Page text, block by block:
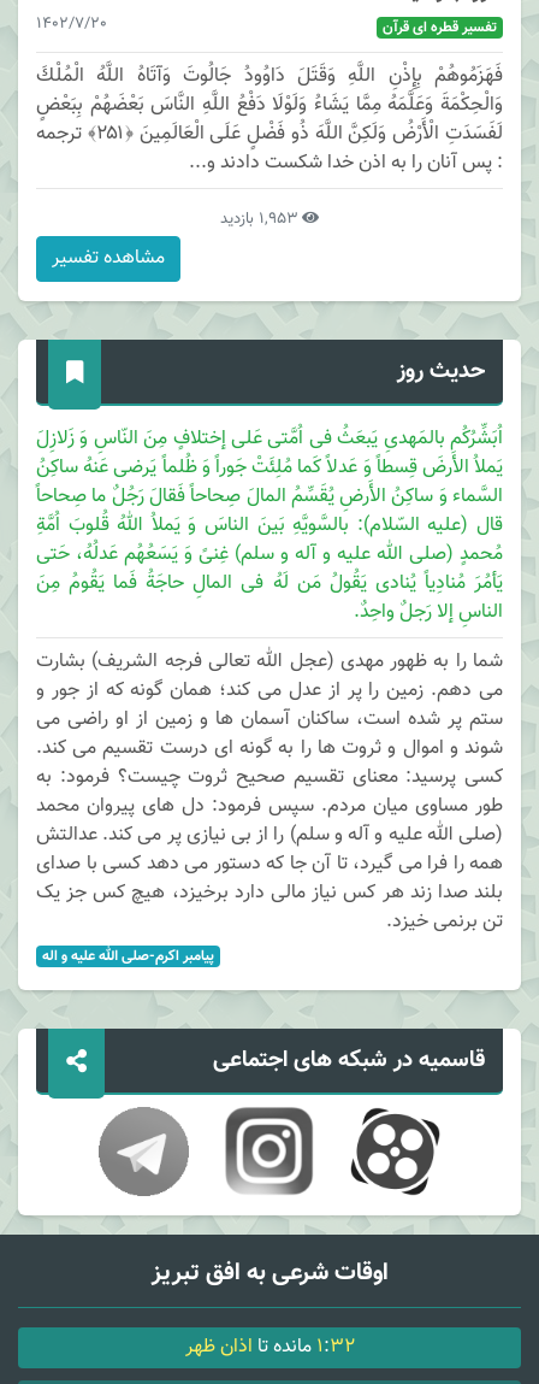
1402/7/20 تفسیر قطره ای قرآن
فَهَزَمُوهُمْ بِإِذْنِ اللَّهِ وَقَتَلَ دَاوُودُ جَالُوتَ وَآتَاهُ اللَّهُ الْمُلْكَ
وَالْحِكْمَةَ وَعَلَّمَهُ مِمَّا يَشَاءُ وَلَوْلَا دَفْعُ اللَّهِ النَّاسَ بَعْضَهُمْ بِبَعْضٍ
لَفَسَدَتِ الْأَرْضُ وَلَكِنَّ اللَّهَ ذُو فَضْلٍ عَلَى الْعَالَمِينَ ﴿۲۵۱﴾ ترجمه
: پس آنان را به اذن خدا شكست دادند و...
مشاهده تفسیر
حدیث روز
اُبَشِّرُکُم بالمَهدیِ یَبعَثُ فی اُمَّتی عَلی إختلافٍ مِنَ النّاسِ وَ زَلازِلَ
یَملاُ الأَرضَ قِسطاً وَ عَدلاً کَما مُلِئَتْ جَوراً وَ ظُلماً یَرضی عَنهُ ساکِنُ
السَّماء وَ ساکِنُ الأَرضِ یُقَسِّمُ المالَ صِحاحاً فَقالَ رَجُلٌ ما صِحاحاً
قال (علیه السّلام): بالسَّویَّهِ بَینَ الناسَ وَ یَملاُ اللهُ قُلوبَ اُمَّةِ
مُحمدٍ (صلی الله علیه و آله و سلم) غِنیً وَ یَسَعُهُم عَدلُهُ، حَتی
یَأمُرَ مُنادِیاً یُنادی یَقُولُ مَن لَهُ فی المالِ حاجَةُ فَما یَقُومُ مِنَ
الناسِ إلا رَجلٌ واحِدٌ.
شما را به ظهور مهدی (عجل الله تعالی فرجه الشریف) بشارت
می دهم. زمین را پر از عدل می کند؛ همان گونه که از جور و
ستم پر شده است، ساکنان آسمان ها و زمین از او راضی می
شوند و اموال و ثروت ها را به گونه ای درست تقسیم می کند.
کسی پرسید: معنای تقسیم صحیح ثروت چیست؟ فرمود: به
طور مساوی میان مردم. سپس فرمود: دل های پیروان محمد
(صلی الله علیه و آله و سلم) را از بی نیازی پر می کند. عدالتش
همه را فرا می گیرد، تا آن جا که دستور می دهد کسی با صدای
بلند صدا زند هر کس نیاز مالی دارد برخیزد، هیچ کس جز یک
تن برنمی خیزد.
پيامبر اکرم-صلی الله عليه و اله
قاسمیه در شبکه های اجتماعی
اوقات شرعی به افق تبریز
1:32 مانده تا اذان ظهر